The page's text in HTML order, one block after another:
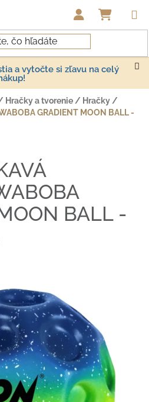
a vytočte si zľavu na celý
Hračky a tvorenie / Hračky /
GRADIENT MOON BALL -
BALL -